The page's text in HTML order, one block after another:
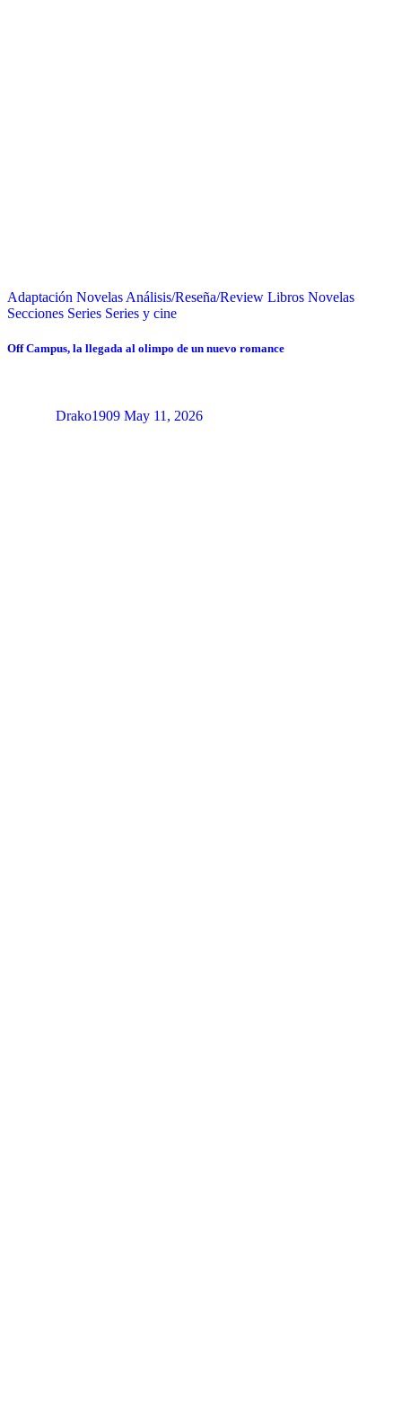
Adaptación Novelas Análisis/Reseña/Review Libros Novelas
Secciones Series Series y cine
Off Campus, la llegada al olimpo de un nuevo romance
Drako1909 May 11, 2026